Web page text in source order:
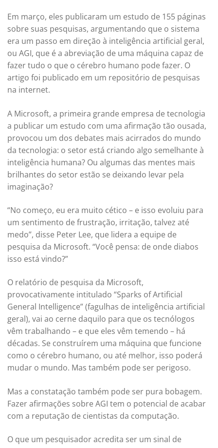
Em março, eles publicaram um estudo de 155 páginas
sobre suas pesquisas, argumentando que o sistema
era um passo em direção à inteligência artificial geral,
ou AGI, que é a abreviação de uma máquina capaz de
fazer tudo o que o cérebro humano pode fazer. O
artigo foi publicado em um repositório de pesquisas
na internet.
A Microsoft, a primeira grande empresa de tecnologia
a publicar um estudo com uma afirmação tão ousada,
provocou um dos debates mais acirrados do mundo
da tecnologia: o setor está criando algo semelhante à
inteligência humana? Ou algumas das mentes mais
brilhantes do setor estão se deixando levar pela
imaginação?
“No começo, eu era muito cético – e isso evoluiu para
um sentimento de frustração, irritação, talvez até
medo”, disse Peter Lee, que lidera a equipe de
pesquisa da Microsoft. “Você pensa: de onde diabos
isso está vindo?”
O relatório de pesquisa da Microsoft,
provocativamente intitulado “Sparks of Artificial
General Intelligence” (fagulhas de inteligência artificial
geral), vai ao cerne daquilo para que os tecnólogos
vêm trabalhando – e que eles vêm temendo – há
décadas. Se construírem uma máquina que funcione
como o cérebro humano, ou até melhor, isso poderá
mudar o mundo. Mas também pode ser perigoso.
Mas a constatação também pode ser pura bobagem.
Fazer afirmações sobre AGI tem o potencial de acabar
com a reputação de cientistas da computação.
O que um pesquisador acredita ser um sinal de